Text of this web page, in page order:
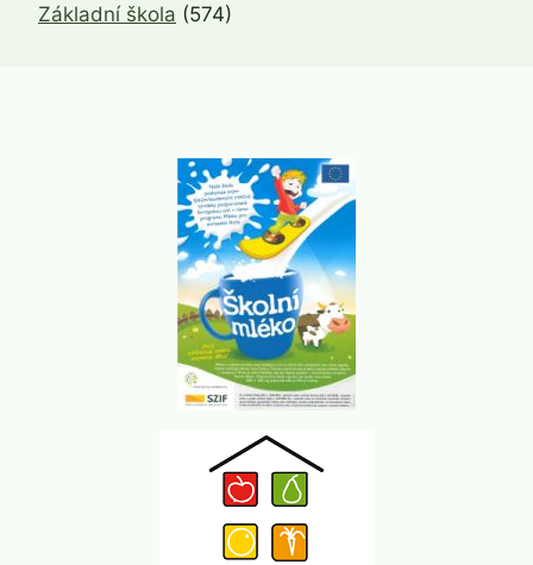
Základní škola (574)